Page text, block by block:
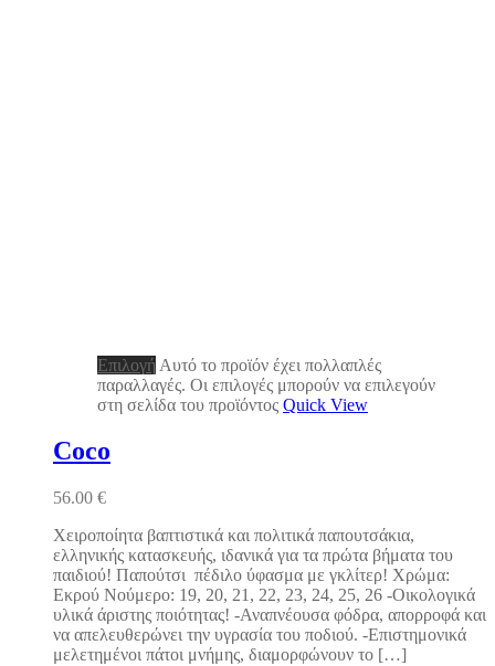
Επιλογή Αυτό το προϊόν έχει πολλαπλές
παραλλαγές. Οι επιλογές μπορούν να επιλεγούν
στη σελίδα του προϊόντος Quick View
Coco
56.00 €
Χειροποίητα βαπτιστικά και πολιτικά παπουτσάκια,
ελληνικής κατασκευής, ιδανικά για τα πρώτα βήματα του
παιδιού! Παπούτσι πέδιλο ύφασμα με γκλίτερ! Χρώμα:
Εκρού Νούμερο: 19, 20, 21, 22, 23, 24, 25, 26 -Οικολογικά
υλικά άριστης ποιότητας! -Αναπνέουσα φόδρα, απορροφά και
να απελευθερώνει την υγρασία του ποδιού. -Επιστημονικά
μελετημένοι πάτοι μνήμης, διαμορφώνουν το […]